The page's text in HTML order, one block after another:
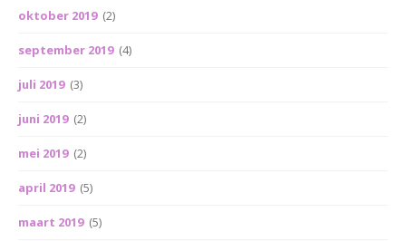
oktober 2019 (2)
september 2019 (4)
juli 2019 (3)
juni 2019 (2)
mei 2019 (2)
april 2019 (5)
maart 2019 (5)